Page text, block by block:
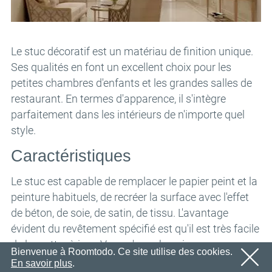
Email
Inscription Rappeler le mot de passe
Nous vous enverrons sous peu un e-mail contenant un
lien de confirmation.
OK
OK
Le stuc décoratif est un matériau de finition unique.
Ses qualités en font un excellent choix pour les
petites chambres d'enfants et les grandes salles de
restaurant. En termes d'apparence, il s'intègre
parfaitement dans les intérieurs de n'importe quel
style.
Caractéristiques
Le stuc est capable de remplacer le papier peint et la
peinture habituels, de recréer la surface avec l'effet
de béton, de soie, de satin, de tissu. L'avantage
évident du revêtement spécifié est qu'il est très facile
de le mettre à jour. Vous n'avez besoin que
d'appliquer un peu de matériau sur la zone. Lorsqu'il
Bienvenue à Roomtodo. Ce site utilise des cookies.
En savoir plus.